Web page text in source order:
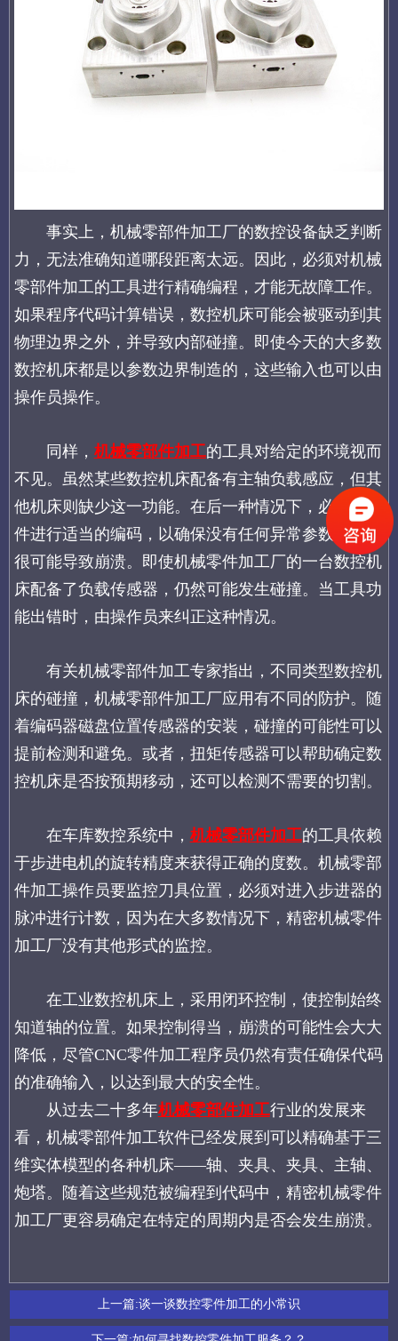
事实上，机械零部件加工厂的数控设备缺乏判断
力，无法准确知道哪段距离太远。因此，必须对机械
零部件加工的工具进行精确编程，才能无故障工作。
如果程序代码计算错误，数控机床可能会被驱动到其
物理边界之外，并导致内部碰撞。即使今天的大多数
数控机床都是以参数边界制造的，这些输入也可以由
操作员操作。
同样， 机械零部件加工的工具对给定的环境视而
不见。虽然某些数控机床配备有主轴负载感应，但其
他机床则缺少这一功能。在后一种情况下，必须对软
件进行适当的编码，以确保没有任何异常参数，否则
很可能导致崩溃。即使机械零件加工厂的一台数控机
床配备了负载传感器，仍然可能发生碰撞。当工具功
能出错时，由操作员来纠正这种情况。
有关机械零部件加工专家指出，不同类型数控机
床的碰撞，机械零部件加工厂应用有不同的防护。随
着编码器磁盘位置传感器的安装，碰撞的可能性可以
提前检测和避免。或者，扭矩传感器可以帮助确定数
控机床是否按预期移动，还可以检测不需要的切割。
在车库数控系统中， 机械零部件加工的工具依赖
于步进电机的旋转精度来获得正确的度数。机械零部
件加工操作员要监控刀具位置，必须对进入步进器的
脉冲进行计数，因为在大多数情况下，精密机械零件
加工厂没有其他形式的监控。
在工业数控机床上，采用闭环控制，使控制始终
知道轴的位置。如果控制得当，崩溃的可能性会大大
降低，尽管CNC零件加工程序员仍然有责任确保代码
的准确输入，以达到最大的安全性。
从过去二十多年机械零部件加工行业的发展来
看，机械零部件加工软件已经发展到可以精确基于三
维实体模型的各种机床——轴、夹具、夹具、主轴、
炮塔。随着这些规范被编程到代码中，精密机械零件
加工厂更容易确定在特定的周期内是否会发生崩溃。
上一篇:谈一谈数控零件加工的小常识